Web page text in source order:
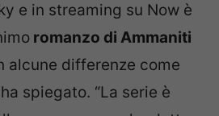
e in streaming su Now è
romanzo di Ammaniti
alcune differenze come
spiegato. “La serie è